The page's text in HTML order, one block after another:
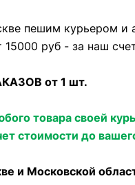
пешим курьером и
руб - за наш
от 1 шт.
товара своей
стоимости до
и Московской